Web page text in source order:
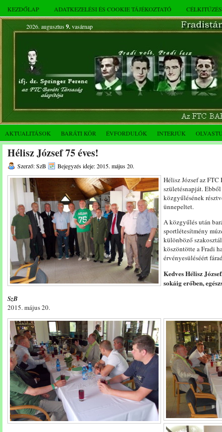
KEZDŐLAP ADATKEZELÉSI ÉS COOKIE TÁJÉKOZTATÓ
2026. augusztus 9.vasárnap
AKTUALITÁSOK BARÁTI KÖR ÉVFORDULÓK INTERJÚK
Hélisz József 75 éves!
Szerző: SzB Bejegyzés ideje: 2015. május 20.
Hélisz József az
születésnapját.
közgyűlésének
ünnepeltet.
A közgyűlés után
sportlétesítmény
különböző
köszöntötte a Fradi
érvényesüléséért
Kedves Hélisz
sokáig erőben,
SzB
2015. május 20.